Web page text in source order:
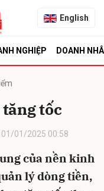
English
NGHIỆP DOANH
tốc
01/01/2025 00:58
của nền kinh
lý dòng tiền,